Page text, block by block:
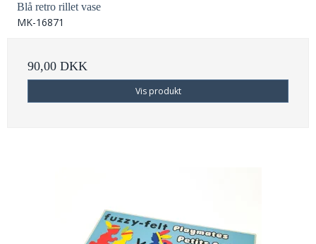
Blå retro rillet vase
MK-16871
90,00 DKK
Vis produkt